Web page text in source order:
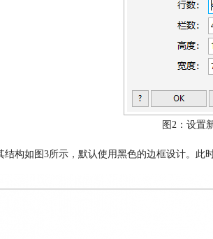
图2：设置
结构如图3所示，默认使用黑色的边框设计。此